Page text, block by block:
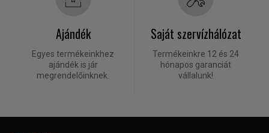
Ajándék
Egyes termékeinkhez
ajándék is jár
megrendelőinknek.
Saját szervízhálózat
Termékeinkre 12 és 24
hónapos garanciát
vállalunk!